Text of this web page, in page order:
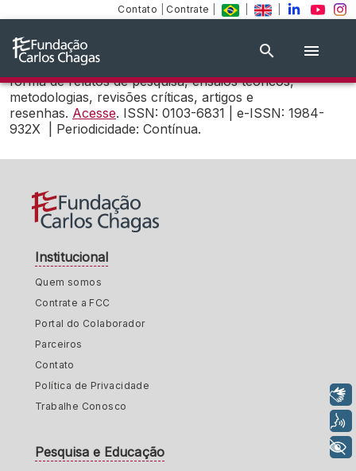
Contato Contrate
Criado em 1990 como desenvolvimento da revista
Educação e Seleção (1980-1989). Publica trabalhos
inéditos direta ou indiretamente relacionados com a
questão da avaliação educacional, apresentados sob a
forma de relatos de pesquisa, ensaios teóricos,
metodologias, revisões críticas, artigos e
resenhas. Acesse. ISSN: 0103-6831 | e-ISSN: 1984-
932X | Periodicidade: Contínua.
Institucional
Quem somos
Contrate a FCC
Portal do Colaborador
Parceiros
Contato
Política de Privacidade
Trabalhe Conosco
Pesquisa e Educação